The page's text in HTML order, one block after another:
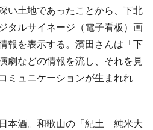
い土地であったことから、下北
タルサイネージ（電子看板）画
報を表示する。濱田さんは「下
劇などの情報を流し、それを見
ミュニケーションが生まれれ
本酒。和歌山の「紀土 純米大